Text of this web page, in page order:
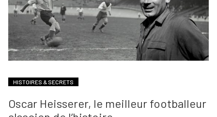
HISTOIRES & SECRETS
Oscar Heisserer, le meilleur footballeur